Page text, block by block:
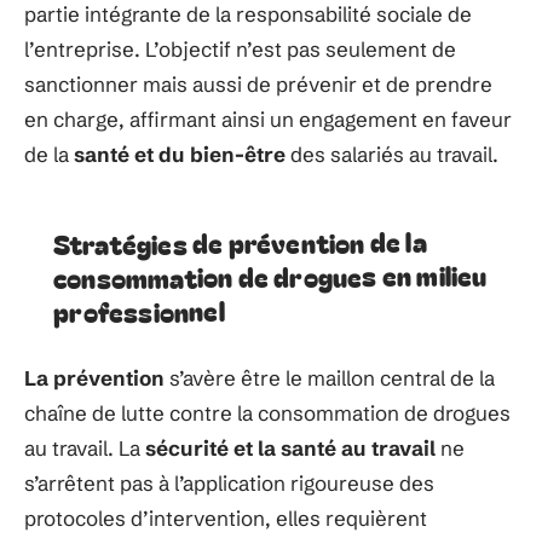
partie intégrante de la responsabilité sociale de
l’entreprise. L’objectif n’est pas seulement de
sanctionner mais aussi de prévenir et de prendre
en charge, affirmant ainsi un engagement en faveur
de lasanté et du bien-êtredes salariés au travail.
Stratégies de prévention de la
consommation de drogues en milieu
professionnel
La prévention s’avère être le maillon central de la
chaîne de lutte contre la consommation de drogues
au travail. Lasécurité et la santé au travail ne
s’arrêtent pas à l’application rigoureuse des
protocoles d’intervention, elles requièrent